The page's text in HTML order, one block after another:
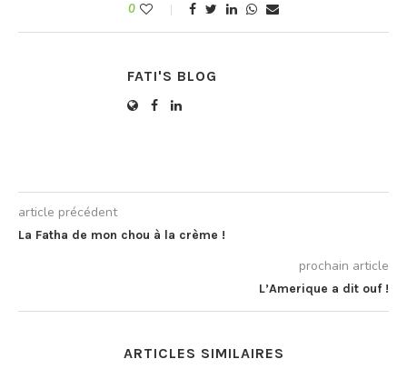
0
FATI'S BLOG
article précédent
La Fatha de mon chou à la crème !
prochain article
L’Amerique a dit ouf !
ARTICLES SIMILAIRES